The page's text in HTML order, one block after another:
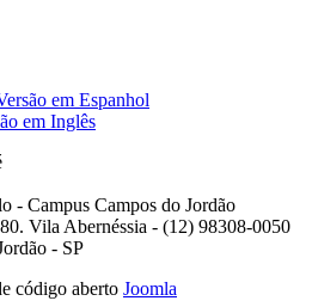
em Espanhol
em Inglês
- Campus Campos do Jordão
Vila Abernéssia - (12) 98308-0050
- SP
código aberto Joomla